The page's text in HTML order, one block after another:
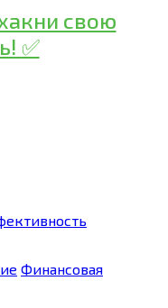
Финансовая